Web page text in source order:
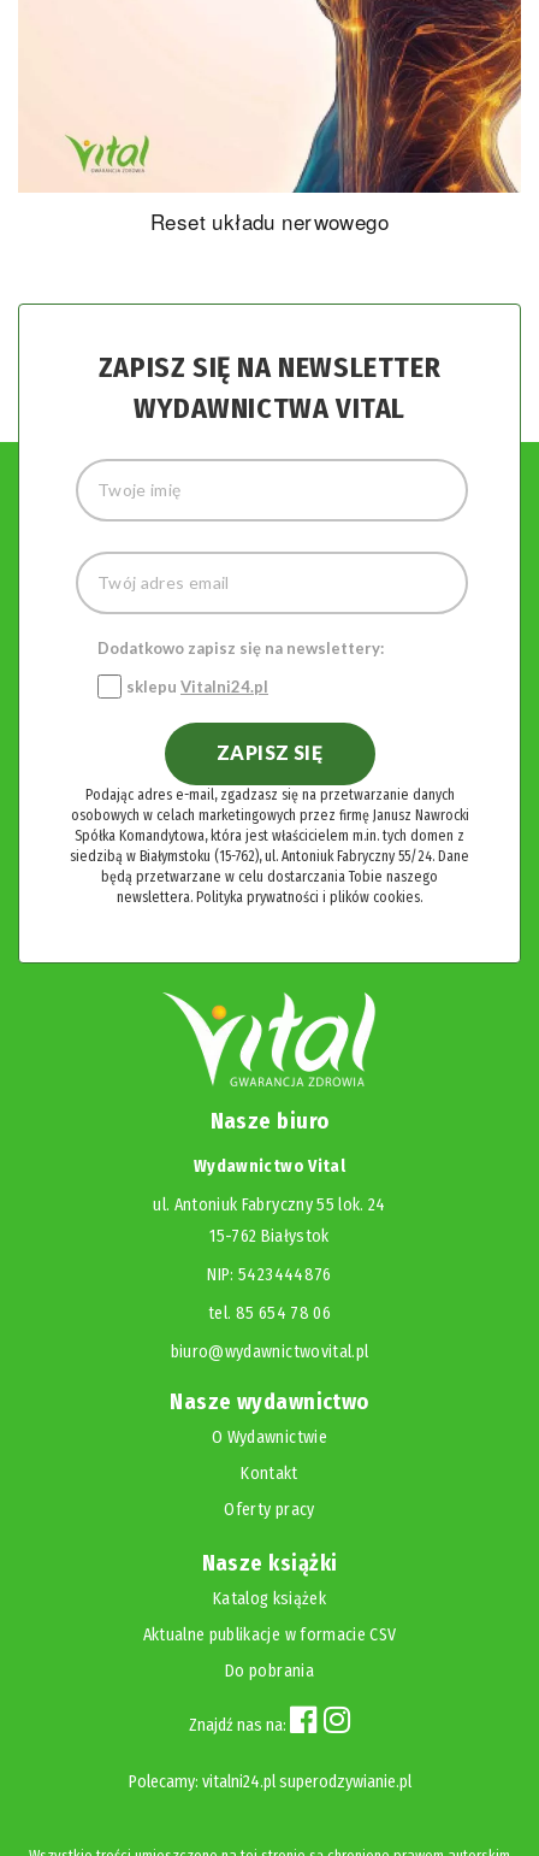
Reset układu nerwowego
ZAPISZ SIĘ NA NEWSLETTER
WYDAWNICTWA VITAL
Dodatkowo zapisz się na newslettery:
sklepu Vitalni24.pl
ZAPISZ SIĘ
Podając adres e-mail, zgadzasz się na przetwarzanie danych
osobowych w celach marketingowych przez firmę Janusz Nawrocki
Spółka Komandytowa, która jest właścicielem m.in. tych domen z
siedzibą w Białymstoku (15-762), ul. Antoniuk Fabryczny 55/24. Dane
będą przetwarzane w celu dostarczania Tobie naszego
newslettera. Polityka prywatności i plików cookies.
Nasze biuro
Wydawnictwo Vital
ul. Antoniuk Fabryczny 55 lok. 24
15-762 Białystok
NIP: 5423444876
tel. 85 654 78 06
biuro@wydawnictwovital.pl
Nasze wydawnictwo
O Wydawnictwie
Kontakt
Oferty pracy
Nasze książki
Katalog książek
Aktualne publikacje w formacie CSV
Do pobrania
Znajdź nas na:
Polecamy: vitalni24.pl superodzywianie.pl